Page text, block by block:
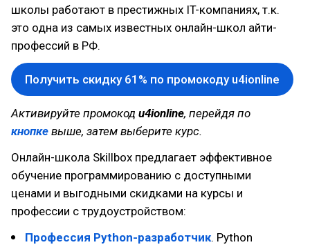
школы работают в престижных IT-компаниях, т.к.
это одна из самых известных онлайн-школ айти-
профессий в РФ.
Получить скидку 61% по промокоду u4ionline
Активируйте промокод u4ionline, перейдя по
кнопке выше, затем выберите курс.
Онлайн-школа Skillbox предлагает эффективное
обучение программированию с доступными
ценами и выгодными скидками на курсы и
профессии с трудоустройством:
Профессия Python-разработчик. Python